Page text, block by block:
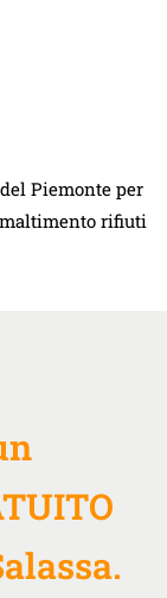
Piemonte per
rifiuti